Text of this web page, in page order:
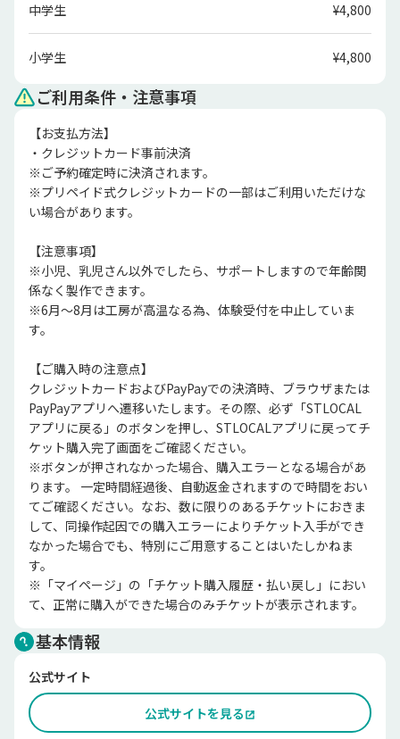
中学生 ¥4,800
小学生 ¥4,800
ご利用条件・注意事項
【お支払方法】
・クレジットカード事前決済
※ご予約確定時に決済されます。
※プリペイド式クレジットカードの一部はご利用いただけな
い場合があります。
【注意事項】
※小児、乳児さん以外でしたら、サポートしますので年齢関
係なく製作できます。
※6月～8月は工房が高温なる為、体験受付を中止していま
す。
【ご購入時の注意点】
クレジットカードおよびPayPayでの決済時、ブラウザまたは
PayPayアプリへ遷移いたします。その際、必ず「STLOCAL
アプリに戻る」のボタンを押し、STLOCALアプリに戻ってチ
ケット購入完了画面をご確認ください。
※ボタンが押されなかった場合、購入エラーとなる場合があ
ります。 一定時間経過後、自動返金されますので時間をおい
てご確認ください。なお、数に限りのあるチケットにおきま
して、同操作起因での購入エラーによりチケット入手ができ
なかった場合でも、特別にご用意することはいたしかねま
す。
※「マイページ」の「チケット購入履歴・払い戻し」におい
て、正常に購入ができた場合のみチケットが表示されます。
基本情報
公式サイト
公式サイトを見る